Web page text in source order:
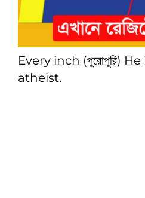
Every inch (পুরোপুরি)
atheist.